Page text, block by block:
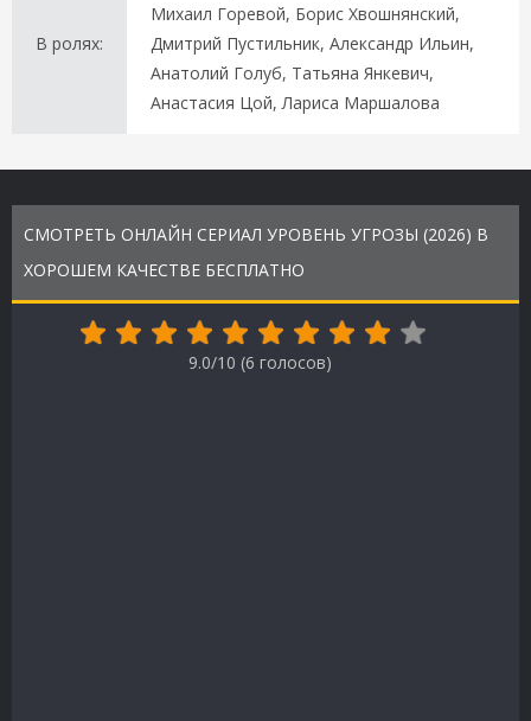
В ролях:
Михаил Горевой, Борис Хвошнянский,
Дмитрий Пустильник, Александр Ильин,
Анатолий Голуб, Татьяна Янкевич,
Анастасия Цой, Лариса Маршалова
СМОТРЕТЬ ОНЛАЙН СЕРИАЛ УРОВЕНЬ УГРОЗЫ (2026) В
ХОРОШЕМ КАЧЕСТВЕ БЕСПЛАТНО
9.0/10 (6 голосов)